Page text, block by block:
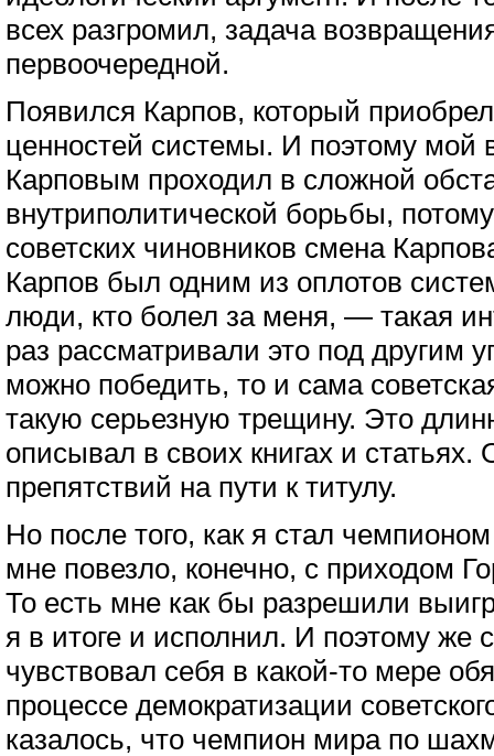
всех разгромил, задача
первоочередной.
Появился Карпов, который
ценностей системы. И поэтому мой
Карповым проходил в сложной
внутриполитической борьбы,
советских чиновников смена
Карпов был одним из оплотов
люди, кто болел за меня, — такая
раз рассматривали это под другим
можно победить, то и сама
такую серьезную трещину. Это
описывал в своих книгах и
препятствий на пути к титулу.
Но после того, как я стал
мне повезло, конечно, с приходом
То есть мне как бы разрешили
я в итоге и исполнил. И поэтому же
чувствовал себя в какой-то мере
процессе демократизации
казалось, что чемпион мира по